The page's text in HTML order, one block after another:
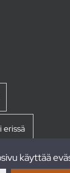
erissä
käyttää